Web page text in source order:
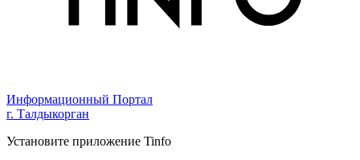
Информационный Портал
г. Талдыкорган
Установите приложение Tinfo